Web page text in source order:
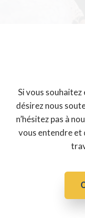
Si vous souhaitez
désirez nous
n’hésitez pas à
vous entendre